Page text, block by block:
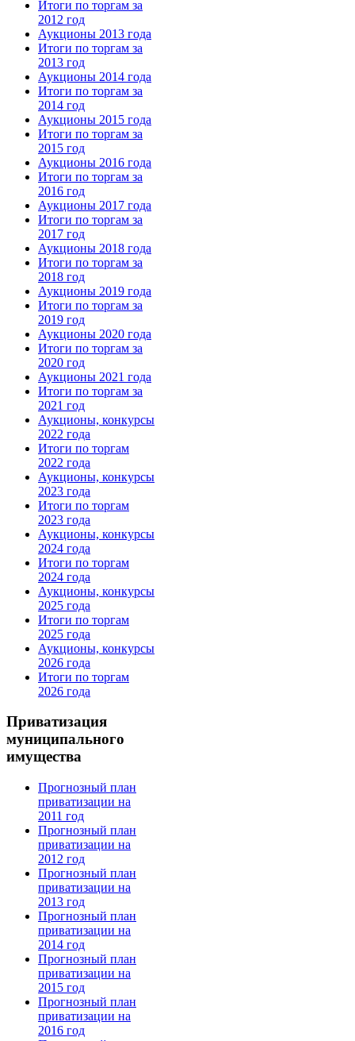
Итоги по торгам за
2012 год
Аукционы 2013 года
Итоги по торгам за
2013 год
Аукционы 2014 года
Итоги по торгам за
2014 год
Аукционы 2015 года
Итоги по торгам за
2015 год
Аукционы 2016 года
Итоги по торгам за
2016 год
Аукционы 2017 года
Итоги по торгам за
2017 год
Аукционы 2018 года
Итоги по торгам за
2018 год
Аукционы 2019 года
Итоги по торгам за
2019 год
Аукционы 2020 года
Итоги по торгам за
2020 год
Аукционы 2021 года
Итоги по торгам за
2021 год
Аукционы, конкурсы
2022 года
Итоги по торгам
2022 года
Аукционы, конкурсы
2023 года
Итоги по торгам
2023 года
Аукционы, конкурсы
2024 года
Итоги по торгам
2024 года
Аукционы, конкурсы
2025 года
Итоги по торгам
2025 года
Аукционы, конкурсы
2026 года
Итоги по торгам
2026 года
Приватизация
муниципального
имущества
Прогнозный план
приватизации на
2011 год
Прогнозный план
приватизации на
2012 год
Прогнозный план
приватизации на
2013 год
Прогнозный план
приватизации на
2014 год
Прогнозный план
приватизации на
2015 год
Прогнозный план
приватизации на
2016 год